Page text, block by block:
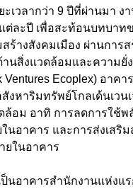
ะเวลากว่า 9 ปีที่ผ่านมา
ต่ละปี เพื่อสะท้อนบทบาท
สร้างสังคมเมือง ผ่านการ
านสิ่งแวดล้อมและความยั่
Ventures Ecoplex) อา
สังหาริมทรัพย์โกลเด้นเว
ล้อม อาทิ การลดการใช้
ในอาคาร และการส่งเส
ยในอาคาร
ป็นอาคารสำนักงานแห่งแ